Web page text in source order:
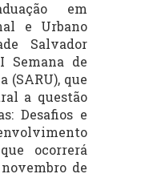
em
e Urbano
Salvador
Semana de
(SARU), que
a questão
Desafios e
ocorrerá
de